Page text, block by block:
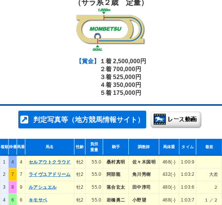
（サラ系２歳 定量）
【賞金】
１着 2,500,000円
２着 700,000円
３着 525,000円
４着 350,000円
５着 175,000円
判定写真等（地方競馬情報サイト）
着順枠番馬番 馬名 性齢
負担
重量
騎手 調教師 馬体重 タイム 着差
1 4 4 セルアウトクラウド 牝2 55.0 桑村真明 佐々木国明 468(-) 1:00:9
2 7 7 ライヴユアドリーム 牡2 55.0 阿部龍 角川秀樹 432(-) 1:03:2 大差
3 8 9 ルアシュエル 牡2 55.0 落合玄太 田中淳司 480(-) 1:03:6 ２
4 6 6 キモサベ 牝2 55.0 岩橋勇二 小野望 468(-) 1:03:7 １／２